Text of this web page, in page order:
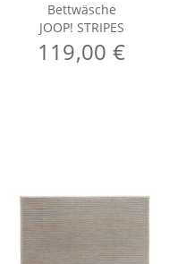
Bettwäsche
JOOP! STRIPES
119,00 €